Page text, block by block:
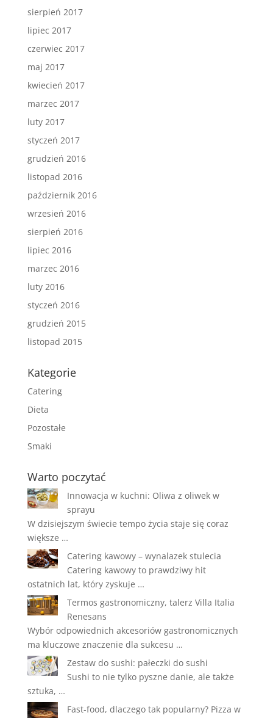
sierpień 2017
lipiec 2017
czerwiec 2017
maj 2017
kwiecień 2017
marzec 2017
luty 2017
styczeń 2017
grudzień 2016
listopad 2016
październik 2016
wrzesień 2016
sierpień 2016
lipiec 2016
marzec 2016
luty 2016
styczeń 2016
grudzień 2015
listopad 2015
Kategorie
Catering
Dieta
Pozostałe
Smaki
Warto poczytać
Innowacja w kuchni: Oliwa z oliwek w
sprayu
W dzisiejszym świecie tempo życia staje się coraz
większe …
Catering kawowy – wynalazek stulecia
Catering kawowy to prawdziwy hit
ostatnich lat, który zyskuje …
Termos gastronomiczny, talerz Villa Italia
Renesans
Wybór odpowiednich akcesoriów gastronomicznych
ma kluczowe znaczenie dla sukcesu …
Zestaw do sushi: pałeczki do sushi
Sushi to nie tylko pyszne danie, ale także
sztuka, …
Fast-food, dlaczego tak popularny? Pizza w